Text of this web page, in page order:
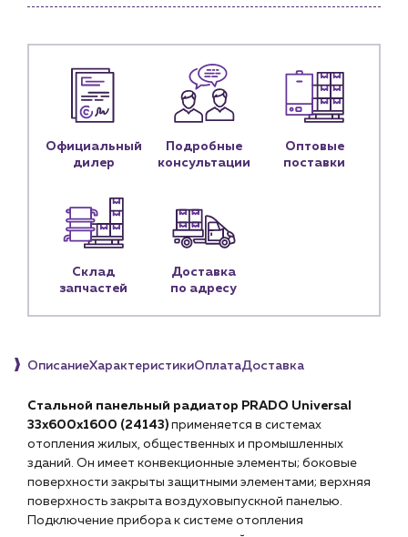
Новости
Личный кабинет
Контакты
Контактные данные
Наши партнёры
Чат-бот
Пн – пт: 9:00 – 18:00
sales@profpotok.ru
г. Краснодар, ул. Российская, 63
Официальный
дилер
Подробные
консультации
Оптовые
поставки
Склад
запчастей
Доставка
по адресу
ОписаниеХарактеристикиОплатаДоставка
Стальной панельный радиатор PRADO Universal
33х600х1600 (24143) применяется в системах
отопления жилых, общественных и промышленных
зданий. Он имеет конвекционные элементы; боковые
поверхности закрыты защитными элементами; верхняя
поверхность закрыта воздуховыпускной панелью.
Подключение прибора к системе отопления